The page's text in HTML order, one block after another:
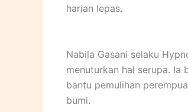
harian lepas.
Nabila Gasani selaku
menuturkan hal serupa.
bantu pemulihan
bumi.